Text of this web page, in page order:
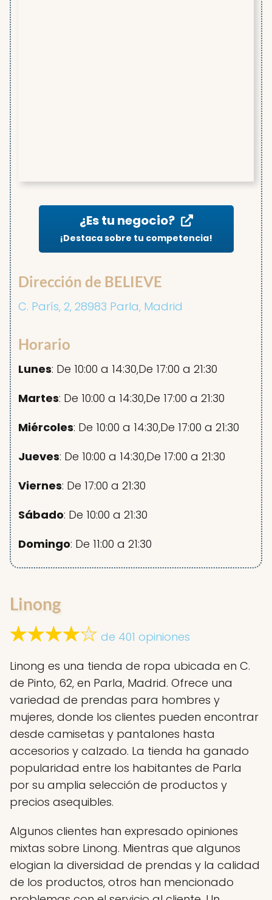
¿Es tu negocio?
¡Destaca sobre tu competencia!
Dirección de BELIEVE
C. París, 2, 28983 Parla, Madrid
Horario
Lunes: De 10:00 a 14:30,De 17:00 a 21:30
Martes: De 10:00 a 14:30,De 17:00 a 21:30
Miércoles: De 10:00 a 14:30,De 17:00 a 21:30
Jueves: De 10:00 a 14:30,De 17:00 a 21:30
Viernes: De 17:00 a 21:30
Sábado: De 10:00 a 21:30
Domingo: De 11:00 a 21:30
Linong
de 401 opiniones
Linong es una tienda de ropa ubicada en C.
de Pinto, 62, en Parla, Madrid. Ofrece una
variedad de prendas para hombres y
mujeres, donde los clientes pueden encontrar
desde camisetas y pantalones hasta
accesorios y calzado. La tienda ha ganado
popularidad entre los habitantes de Parla
por su amplia selección de productos y
precios asequibles.
Algunos clientes han expresado opiniones
mixtas sobre Linong. Mientras que algunos
elogian la diversidad de prendas y la calidad
de los productos, otros han mencionado